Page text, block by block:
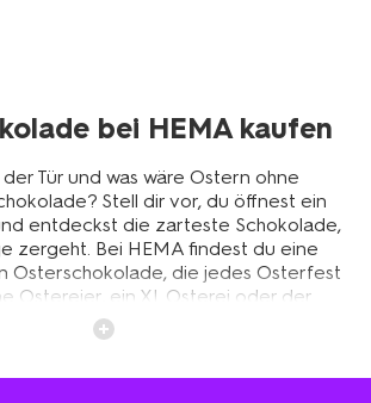
bei HEMA kaufen
Tür und was wäre Ostern ohne
Stell dir vor, du öffnest ein
entdeckst die zarteste Schokolade,
zergeht. Bei HEMA findest du eine
Osterschokolade, die jedes Osterfest
Ostereier, ein XL Osterei oder der
– bei uns gibt es für jeden
Lass dich von den